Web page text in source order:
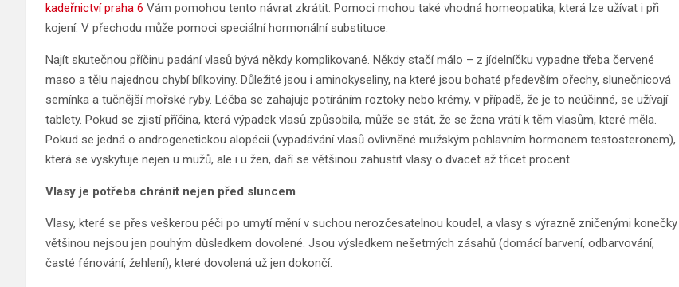
kadeřnictví praha 6 Vám pomohou tento návrat zkrátit. Pomoci mohou také vhodná homeopatika, která lze užívat i při
kojení. V přechodu může pomoci speciální hormonální substituce.
Najít skutečnou příčinu padání vlasů bývá někdy komplikované. Někdy stačí málo – z jídelníčku vypadne třeba červené
maso a tělu najednou chybí bílkoviny. Důležité jsou i aminokyseliny, na které jsou bohaté především ořechy, slunečnicová
semínka a tučnější mořské ryby. Léčba se zahajuje potíráním roztoky nebo krémy, v případě, že je to neúčinné, se užívají
tablety. Pokud se zjistí příčina, která výpadek vlasů způsobila, může se stát, že se žena vrátí k těm vlasům, které měla.
Pokud se jedná o androgenetickou alopécii (vypadávání vlasů ovlivněné mužským pohlavním hormonem testosteronem),
která se vyskytuje nejen u mužů, ale i u žen, daří se většinou zahustit vlasy o dvacet až třicet procent.
Vlasy je potřeba chránit nejen před sluncem
Vlasy, které se přes veškerou péči po umytí mění v suchou nerozčesatelnou koudel, a vlasy s výrazně zničenými konečky
většinou nejsou jen pouhým důsledkem dovolené. Jsou výsledkem nešetrných zásahů (domácí barvení, odbarvování,
časté fénování, žehlení), které dovolená už jen dokončí.